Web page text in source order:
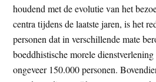
houdend met de evolutie van het
centra tijdens de laatste jaren, is het
personen dat in verschillende mate
boeddhistische morele
ongeveer 150.000 personen.